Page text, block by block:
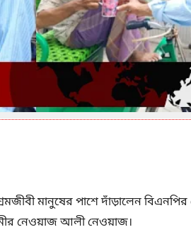
মানুষের পাশে দাঁড়ালেন বিএনপির
নেওয়াজ আলী নেওয়াজ।